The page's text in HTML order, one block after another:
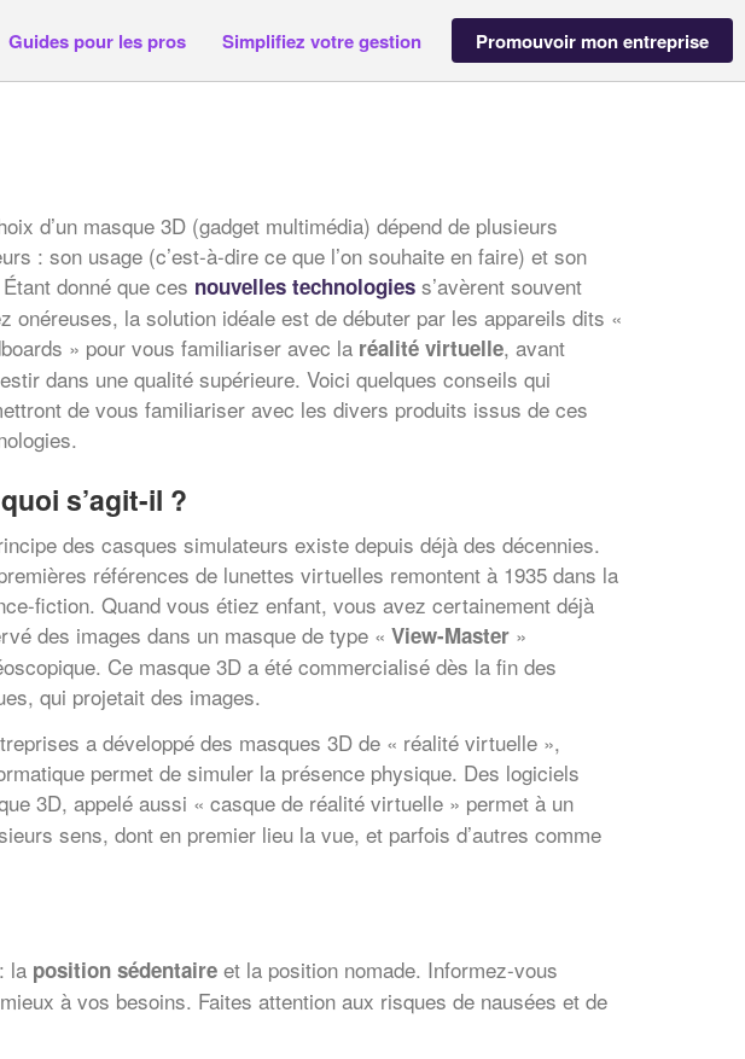
Guides pour les pros Simplifiez votre gestion Promouvoir mon entreprise
d’un masque 3D (gadget multimédia) dépend de plusieurs
: son usage (c’est-à-dire ce que l’on souhaite en faire) et son
donné que ces nouvelles technologies s’avèrent souvent
onéreuses, la solution idéale est de débuter par les appareils dits «
» pour vous familiariser avec la réalité virtuelle, avant
dans une qualité supérieure. Voici quelques conseils qui
de vous familiariser avec les divers produits issus de ces
s’agit-il ?
des casques simulateurs existe depuis déjà des décennies.
références de lunettes virtuelles remontent à 1935 dans la
fiction. Quand vous étiez enfant, vous avez certainement déjà
des images dans un masque de type « View-Master »
Ce masque 3D a été commercialisé dès la fin des
qui projetait des images.
a développé des masques 3D de « réalité virtuelle »,
permet de simuler la présence physique. Des logiciels
3D, appelé aussi « casque de réalité virtuelle » permet à un
sens, dont en premier lieu la vue, et parfois d’autres comme
la position sédentaire et la position nomade. Informez-vous
à vos besoins. Faites attention aux risques de nausées et de